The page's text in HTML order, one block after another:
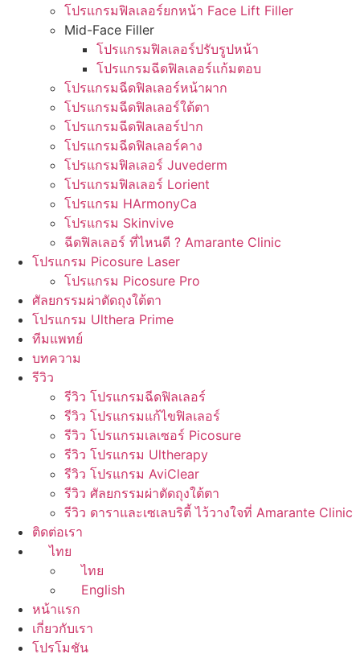
โปรแกรมฟิลเลอร์ยกหน้า Face Lift Filler
Mid-Face Filler
โปรแกรมฟิลเลอร์ปรับรูปหน้า
โปรแกรมฉีดฟิลเลอร์แก้มตอบ
โปรแกรมฉีดฟิลเลอร์หน้าผาก
โปรแกรมฉีดฟิลเลอร์ใต้ตา
โปรแกรมฉีดฟิลเลอร์ปาก
โปรแกรมฉีดฟิลเลอร์คาง
โปรแกรมฟิลเลอร์ Juvederm
โปรแกรมฟิลเลอร์ Lorient
โปรแกรม HArmonyCa
โปรแกรม Skinvive
ฉีดฟิลเลอร์ ที่ไหนดี ? Amarante Clinic
โปรแกรม Picosure Laser
โปรแกรม Picosure Pro
ศัลยกรรมผ่าตัดถุงใต้ตา
โปรแกรม Ulthera Prime
ทีมแพทย์
บทความ
รีวิว
รีวิว โปรแกรมฉีดฟิลเลอร์
รีวิว โปรแกรมแก้ไขฟิลเลอร์
รีวิว โปรแกรมเลเซอร์ Picosure
รีวิว โปรแกรม Ultherapy
รีวิว โปรแกรม AviClear
รีวิว ศัลยกรรมผ่าตัดถุงใต้ตา
รีวิว ดาราและเซเลบริตี้ ไว้วางใจที่ Amarante Clinic
ติดต่อเรา
ไทย
ไทย
English
หน้าแรก
เกี่ยวกับเรา
โปรโมชัน